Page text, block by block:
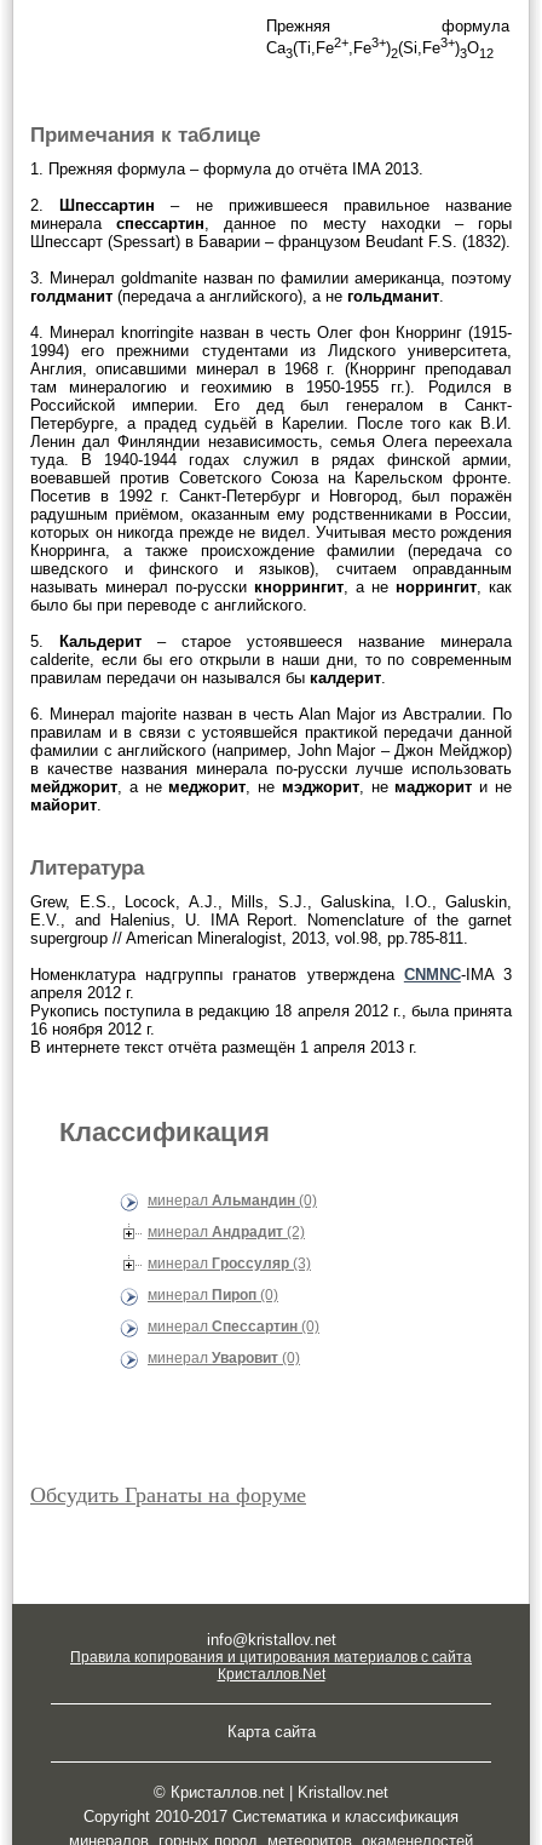
Прежняя формула
Ca3(Ti,Fe2+,Fe3+)2(Si,Fe3+)3O12
Примечания к таблице
1. Прежняя формула – формула до отчёта IMA 2013.
2.
Шпессартин – не прижившееся правильное название
минераласпессартин, данное по месту находки – горы
Шпессарт (Spessart) в Баварии – французом Beudant F.S. (1832).
3. Минерал goldmanite назван по фамилии американца, поэтому
голдманит (передача а английского), а не гольдманит.
4. Минерал knorringite назван в честь Олег фон Кнорринг (1915-
1994) его прежними студентами из Лидского университета,
Англия, описавшими минерал в 1968 г. (Кнорринг преподавал
там минералогию и геохимию в 1950-1955 гг.). Родился в
Российской империи. Его дед был генералом в Санкт-
Петербурге, а прадед судьёй в Карелии. После того как В.И.
Ленин дал Финляндии независимость, семья Олега переехала
туда. В 1940-1944 годах служил в рядах финской армии,
воевавшей против Советского Союза на Карельском фронте.
Посетив в 1992 г. Санкт-Петербург и Новгород, был поражён
радушным приёмом, оказанным ему родственниками в России,
которых он никогда прежде не видел. Учитывая место рождения
Кнорринга, а также происхождение фамилии (передача cо
шведского и финского и языков), считаем оправданным
называть минерал по-русски кноррингит, а не норрингит, как
было бы при переводе с английского.
5.
Кальдерит – старое устоявшееся название минерала
calderite, если бы его открыли в наши дни, то по современным
правилам передачи он назывался бы калдерит.
6. Минерал majorite назван в честь Alan Major из Австралии. По
правилам и в связи с устоявшейся практикой передачи данной
фамилии с английского (например, John Major – Джон Мейджор)
в качестве названия минерала по-русски лучше использовать
мейджорит, а немеджорит, не мэджорит, немаджорит и не
майорит.
Литература
Grew, E.S., Locock, A.J., Mills, S.J., Galuskina, I.O., Galuskin,
E.V., and Halenius, U. IMA Report. Nomenclature of the garnet
supergroup // American Mineralogist, 2013, vol.98, pp.785-811.
Номенклатура надгруппы гранатов утверждена CNMNC-IMA 3
апреля 2012 г.
Рукопись поступила в редакцию 18 апреля 2012 г., была принята
16 ноября 2012 г.
В интернете текст отчёта размещён 1 апреля 2013 г.
Классификация
минерал Альмандин (0)
минерал Андрадит (2)
минерал Гроссуляр (3)
минерал Пироп (0)
минерал Спессартин (0)
минерал Уваровит (0)
Обсудить Гранаты на форуме
info@kristallov.net
Правила копирования и цитирования материалов с сайта
Кристаллов.Net
Карта сайта
© Кристаллов.net | Kristallov.net
Copyright 2010-2017 Систематика и классификация
минералов, горных пород, метеоритов, окаменелостей